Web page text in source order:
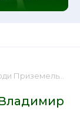
- Владимир Дмитриевич Михайлов 📕 - Книга онлайн бесплатно